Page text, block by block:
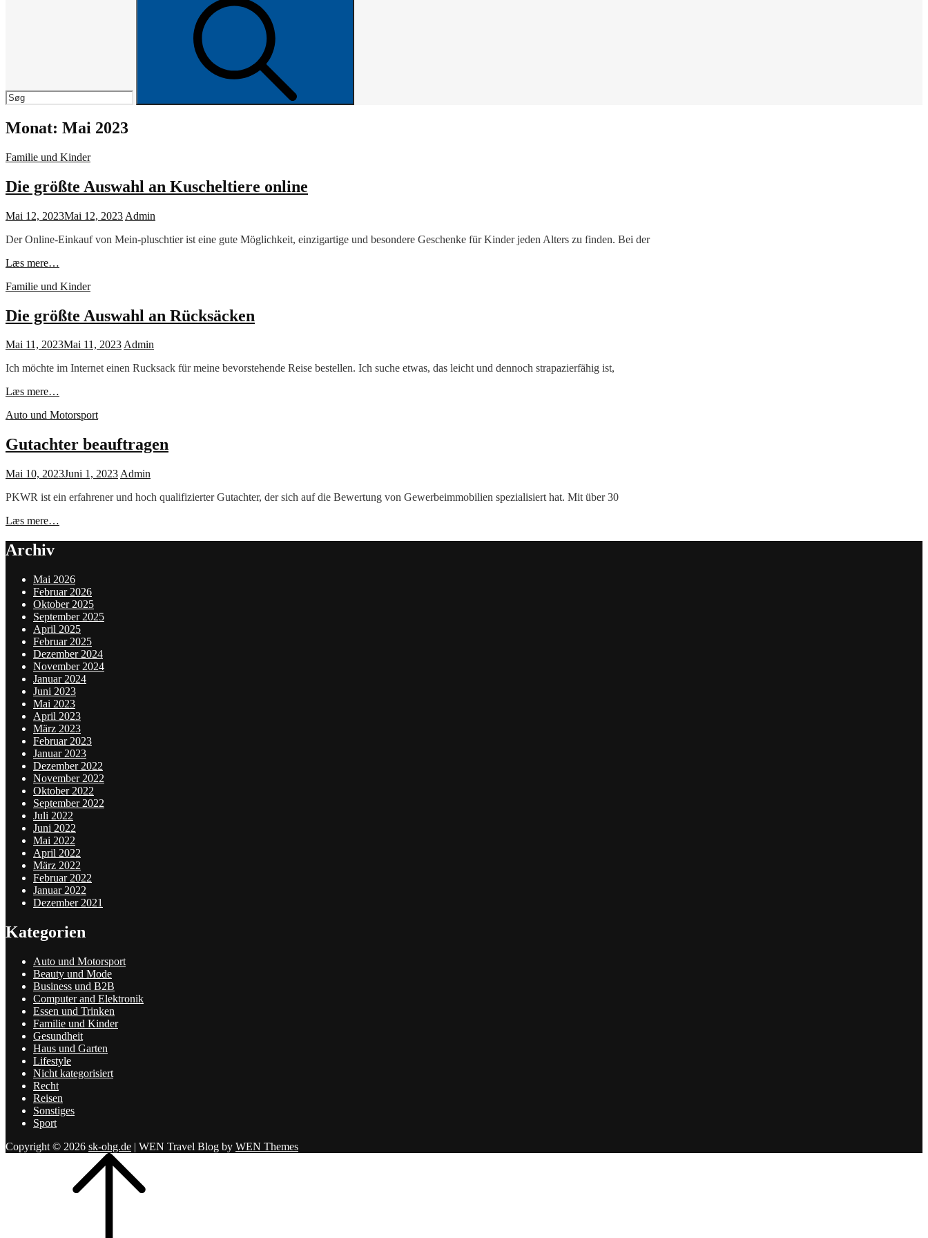
Monat: Mai 2023
Cat
Familie und Kinder
Die größte Auswahl an Kuscheltiere online
Posted
Mai 12, 2023Mai 12, 2023 Admin
Der Online-Einkauf von Mein-pluschtier ist eine gute Möglichkeit, einzigartige und besondere Geschenke für Kinder jeden Alters zu finden. Bei der
Læs mere…
Auswahl
Kuscheltiere
online
Cat
Familie und Kinder
Die größte Auswahl an Rücksäcken
Posted
Mai 11, 2023Mai 11, 2023Admin
Ich möchte im Internet einen Rucksack für meine bevorstehende Reise bestellen. Ich suche etwas, das leicht und dennoch strapazierfähig ist,
Læs mere…
Auswahl
Rücksäcken
Cat
Auto und Motorsport
Gutachter beauftragen
Posted
Mai 10, 2023Juni 1, 2023 Admin
PKWR ist ein erfahrener und hoch qualifizierter Gutachter, der sich auf die Bewertung von Gewerbeimmobilien spezialisiert hat. Mit über 30
Læs mere…
Archiv
Mai 2026
Februar 2026
Oktober 2025
September 2025
April 2025
Februar 2025
Dezember 2024
November 2024
Januar 2024
Juni 2023
Mai 2023
April 2023
März 2023
Februar 2023
Januar 2023
Dezember 2022
November 2022
Oktober 2022
September 2022
Juli 2022
Juni 2022
Mai 2022
April 2022
März 2022
Februar 2022
Januar 2022
Dezember 2021
Kategorien
Auto und Motorsport
Beauty und Mode
Business und B2B
Computer and Elektronik
Essen und Trinken
Familie und Kinder
Gesundheit
Haus und Garten
Lifestyle
Nicht kategorisiert
Recht
Reisen
Sonstiges
Sport
Copyright © 2026 sk-ohg.de | WEN Travel Blog by WEN Themes